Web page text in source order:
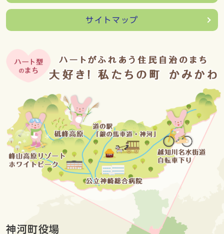
サイトマップ
神河町役場